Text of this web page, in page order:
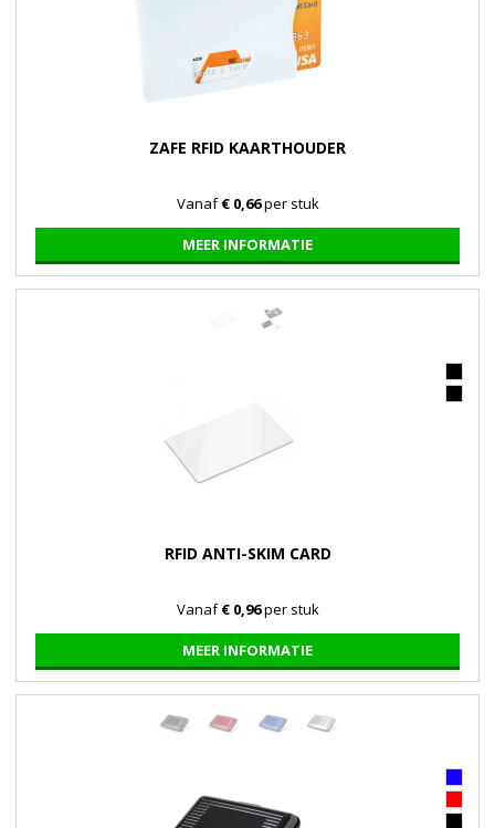
ZAFE RFID KAARTHOUDER
Vanaf€ 0,66per stuk
MEER INFORMATIE
RFID ANTI-SKIM CARD
Vanaf€ 0,96per stuk
MEER INFORMATIE